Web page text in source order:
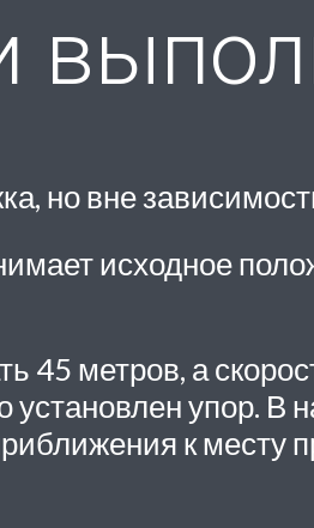
но вне
исходное
45 метров, а
установлен упор. В
к месту